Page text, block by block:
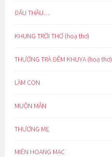
ĐẤU THẦU…
KHUNG TRỜI THƠ (hoạ thơ)
THƯỞNG TRÀ ĐÊM KHUYA (hoạ thơ)
LÀM CON
MUỘN MẰN
THƯƠNG MẸ
MIỀN HOANG MẠC